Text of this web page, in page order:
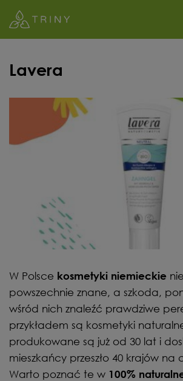
Lavera
W Polsce kosmetyki niemieckie
powszechnie znane, a szkoda,
wśród nich znaleźć prawdziwe
przykładem są kosmetyki
produkowane są już od 30 lat i
mieszkańcy przeszło 40 krajów na
Warto poznać te w 100%